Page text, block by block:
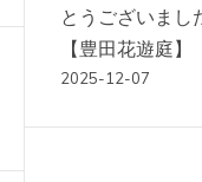
とうございま
【豊田花遊庭】
2025-12-07